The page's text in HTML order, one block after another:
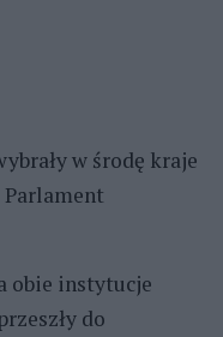
w środę kraje
Parlament
obie instytucje
do